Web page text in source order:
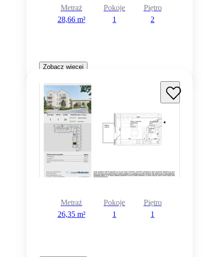
Metraż
28,66 m²
Pokoje
1
Piętro
2
Zobacz więcej
Metraż
26,35 m²
Pokoje
1
Piętro
1